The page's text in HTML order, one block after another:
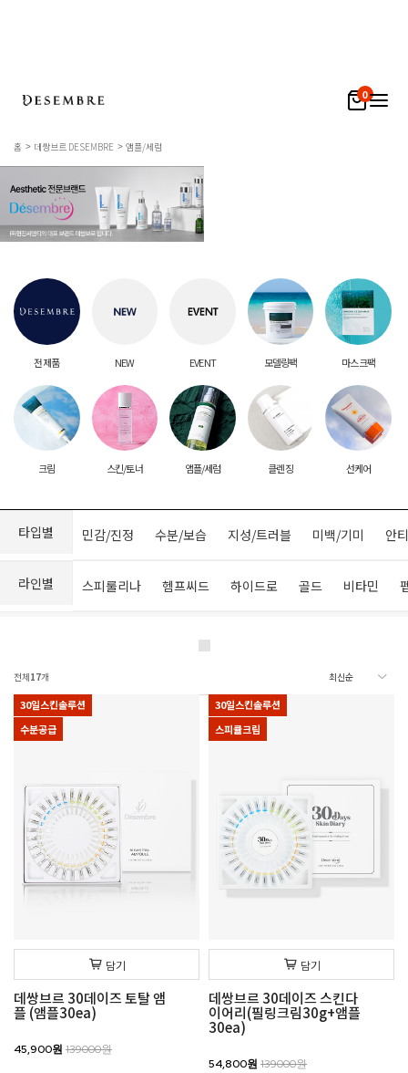
0
홈 데쌍브르 DESEMBRE 앰플/세럼
전 제품 NEW EVENT 모델링팩 마스크팩
크림 스킨/토너 앰플/세럼 클렌징 선케어
타입별 민감/진정 수분/보습 지성/트러블 미백/기미 안
라인별 스피룰리나 헴프씨드 하이드로 골드 비타민
전체17개
30일스킨솔루션
수분공급
담기
데쌍브르 30데이즈 토탈 앰
플 (앰플30ea)
45,900원 139000원
30일스킨솔루션
스피큘크림
담기
데쌍브르 30데이즈 스킨다
이어리(필링크림30g+앰플
30ea)
54,800원 139000원